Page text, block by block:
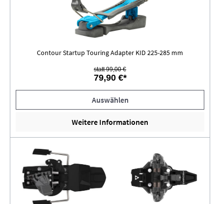
Contour Startup Touring Adapter KID 225-285 mm
statt 99,00 €
79,90 €*
Auswählen
Weitere Informationen